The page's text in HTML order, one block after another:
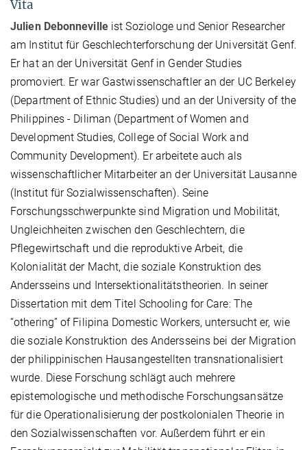
Vita
Julien Debonnevilleist Soziologe und Senior Researcher
am Institut für Geschlechterforschung der Universität Genf.
Er hat an der Universität Genf in Gender Studies
promoviert. Er war Gastwissenschaftler an der UC Berkeley
(Department of Ethnic Studies) und an der University of the
Philippines - Diliman (Department of Women and
Development Studies, College of Social Work and
Community Development). Er arbeitete auch als
wissenschaftlicher Mitarbeiter an der Universität Lausanne
(Institut für Sozialwissenschaften). Seine
Forschungsschwerpunkte sind Migration und Mobilität,
Ungleichheiten zwischen den Geschlechtern, die
Pflegewirtschaft und die reproduktive Arbeit, die
Kolonialität der Macht, die soziale Konstruktion des
Andersseins und Intersektionalitätstheorien. In seiner
Dissertation mit dem Titel Schooling for Care: The
“othering” of Filipina Domestic Workers, untersucht er, wie
die soziale Konstruktion des Andersseins bei der Migration
der philippinischen Hausangestellten transnationalisiert
wurde. Diese Forschung schlägt auch mehrere
epistemologische und methodische Forschungsansätze
für die Operationalisierung der postkolonialen Theorie in
den Sozialwissenschaften vor. Außerdem führt er ein